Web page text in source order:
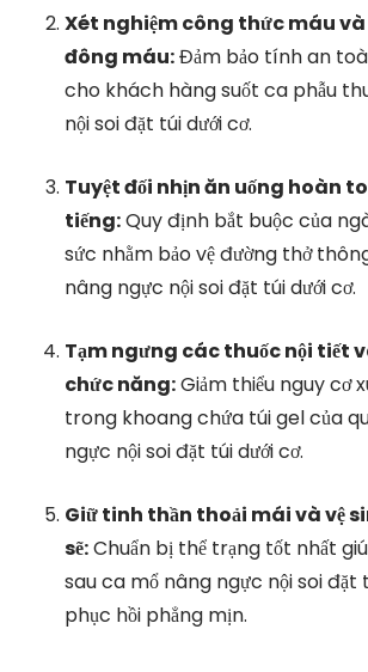
Xét nghiệm công thức máu
đông máu:Đảm bảo tính an
cho khách hàng suốt ca phẫu
nội soi đặt túi dưới cơ.
Tuyệt đối nhịn ăn uống hoàn
tiếng:Quy định bắt buộc của
sức nhằm bảo vệ đường thở
nâng ngực nội soi đặt túi dưới cơ.
Tạm ngưng các thuốc nội tiết
chức năng:Giảm thiểu nguy cơ
trong khoang chứa túi gel của
ngực nội soi đặt túi dưới cơ.
Giữ tinh thần thoải mái và vệ
sẽ:Chuẩn bị thể trạng tốt nhất
sau ca mổ nâng ngực nội soi đặt
phục hồi phẳng mịn.